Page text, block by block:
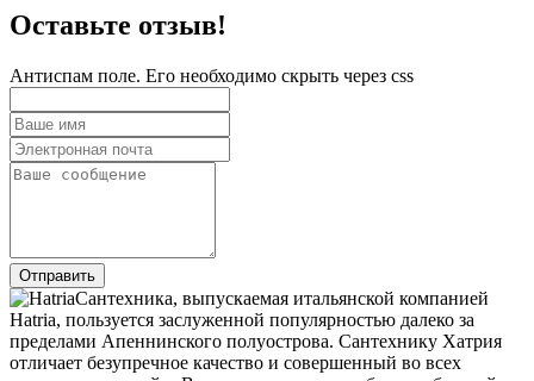
Оставьте отзыв!
Антиспам поле. Его необходимо скрыть через css
Сантехника, выпускаемая итальянской компанией
Hatria, пользуется заслуженной популярностью далеко за
пределами Апеннинского полуострова. Сантехнику Хатрия
отличает безупречное качество и совершенный во всех